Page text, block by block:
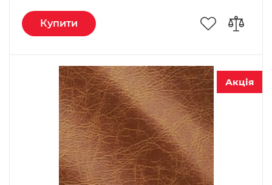
Купити
Акція